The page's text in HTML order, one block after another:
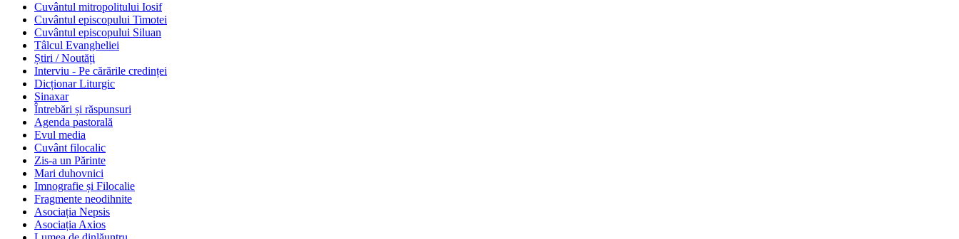
Cuvântul mitropolitului Iosif
Cuvântul episcopului Timotei
Cuvântul episcopului Siluan
Tâlcul Evangheliei
Știri / Noutăți
Interviu - Pe cărările credinței
Dicționar Liturgic
Sinaxar
Întrebări și răspunsuri
Agenda pastorală
Evul media
Cuvânt filocalic
Zis-a un Părinte
Mari duhovnici
Imnografie și Filocalie
Fragmente neodihnite
Asociația Nepsis
Asociația Axios